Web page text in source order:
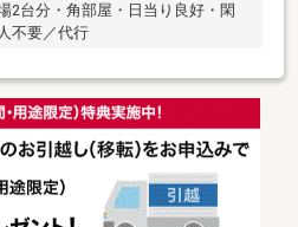
2台分・角部屋・日当り良好・閑
不要／代行